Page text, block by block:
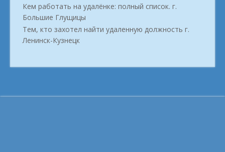
Кем работать на удалёнке: полный список. г.
Большие Глущицы
Тем, кто захотел найти удаленную должность г.
Ленинск-Кузнецк